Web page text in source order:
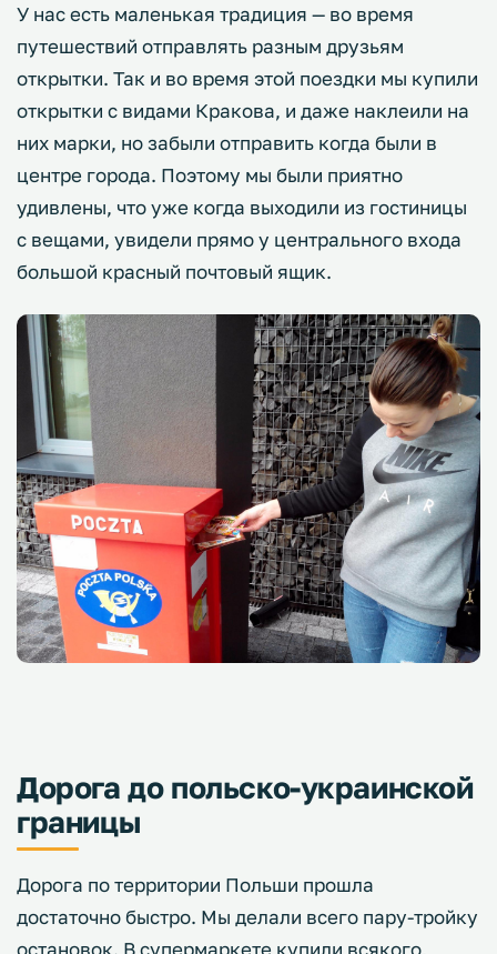
У нас есть маленькая традиция — во время
путешествий отправлять разным друзьям
открытки. Так и во время этой поездки мы купили
открытки с видами Кракова, и даже наклеили на
них марки, но забыли отправить когда были в
центре города. Поэтому мы были приятно
удивлены, что уже когда выходили из гостиницы
с вещами, увидели прямо у центрального входа
большой красный почтовый ящик.
Дорога до польско-украинской
границы
Дорога по территории Польши прошла
достаточно быстро. Мы делали всего пару-тройку
остановок. В супермаркете купили всякого,